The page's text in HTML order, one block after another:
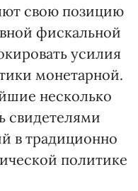
свою позицию
фискальной
усилия
монетарной.
несколько
свидетелями
в традиционно
политике